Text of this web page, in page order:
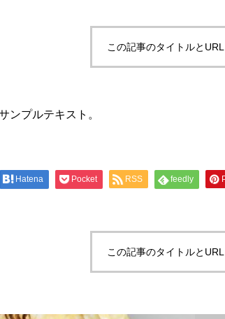
この記事のタイトルと
ンプルテキスト。
Hatena Pocket RSS feedly
この記事のタイトルと